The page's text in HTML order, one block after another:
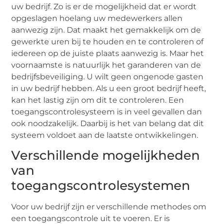
uw bedrijf. Zo is er de mogelijkheid dat er wordt
opgeslagen hoelang uw medewerkers allen
aanwezig zijn. Dat maakt het gemakkelijk om de
gewerkte uren bij te houden en te controleren of
iedereen op de juiste plaats aanwezig is. Maar het
voornaamste is natuurlijk het garanderen van de
bedrijfsbeveiliging. U wilt geen ongenode gasten
in uw bedrijf hebben. Als u een groot bedrijf heeft,
kan het lastig zijn om dit te controleren. Een
toegangscontrolesysteem is in veel gevallen dan
ook noodzakelijk. Daarbij is het van belang dat dit
systeem voldoet aan de laatste ontwikkelingen.
Verschillende mogelijkheden
van
toegangscontrolesystemen
Voor uw bedrijf zijn er verschillende methodes om
een toegangscontrole uit te voeren. Er is